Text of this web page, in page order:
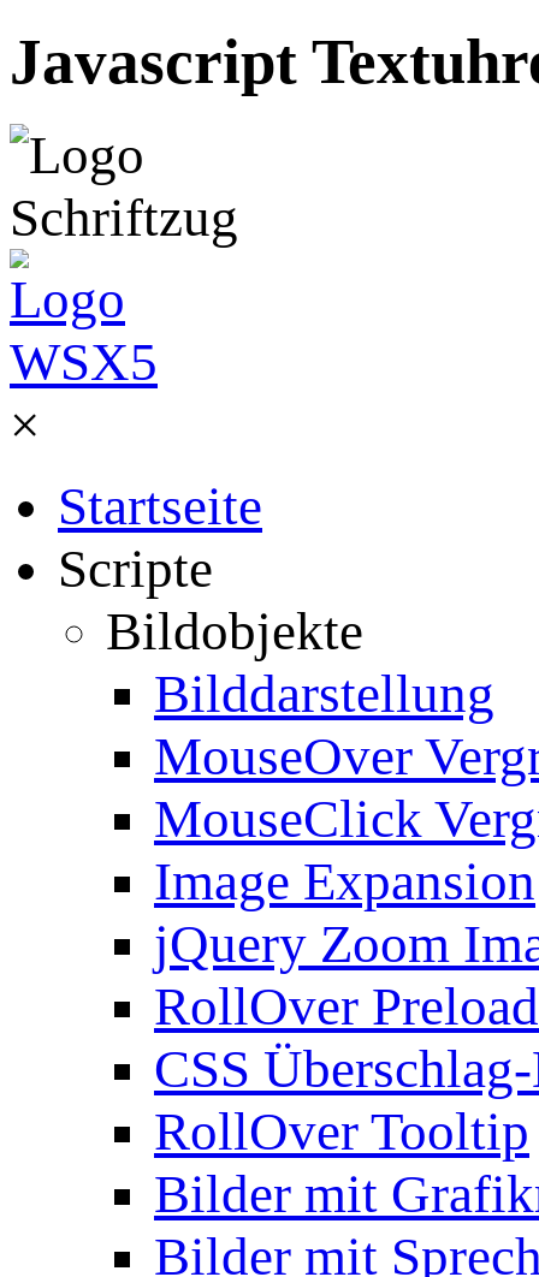
Javascript
×
Startseite
Scripte
Bildobjekte
Bilddarstellung
MouseOver
MouseClick
Image Expansion
jQuery Zoom
RollOver Preload
CSS
RollOver Tooltip
Bilder mit
Bilder mit